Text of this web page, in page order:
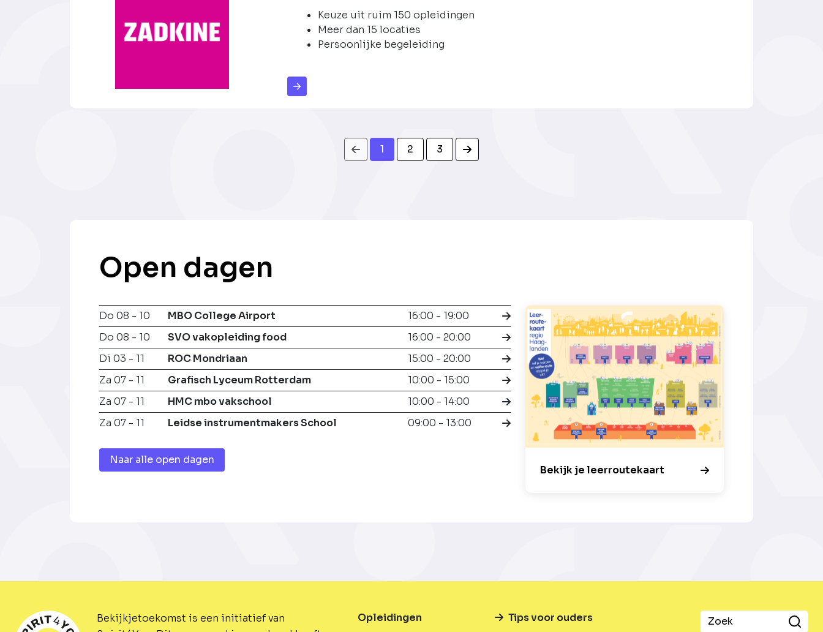
Keuze uit ruim 150 opleidingen
Meer dan 15 locaties
Persoonlijke begeleiding
1 2 3
Open dagen
Do 08 - 10 MBO College Airport
16:00 - 19:00
Do 08 - 10
SVO vakopleiding food
16:00 - 20:00
Di 03 - 11
ROC Mondriaan
15:00 - 20:00
Za 07 - 11
Grafisch Lyceum Rotterdam
10:00 - 15:00
Za 07 - 11
HMC mbo vakschool
10:00 - 14:00
Za 07 - 11
Leidse instrumentmakers School 09:00 - 13:00
Naar alle open dagen
Bekijk je leerroutekaart
Bekijkjetoekomst is een initiatief van
Opleidingen Tips voor ouders